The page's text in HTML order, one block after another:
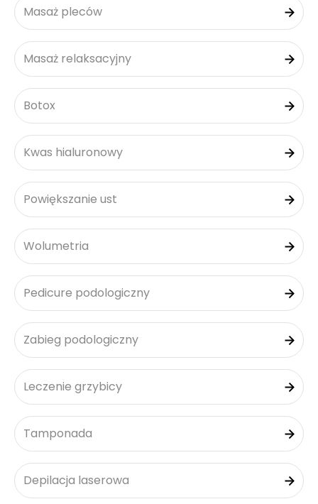
Masaż pleców
Masaż relaksacyjny
Botox
Kwas hialuronowy
Powiększanie ust
Wolumetria
Pedicure podologiczny
Zabieg podologiczny
Leczenie grzybicy
Tamponada
Depilacja laserowa